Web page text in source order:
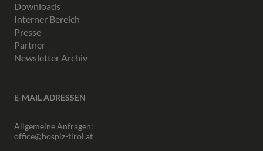
Downloads
Interner Bereich
Presse
Partner
Newsletter Archiv
E-MAIL ADRESSEN
Allgemeine Anfragen:
office@hospiz-tirol.at